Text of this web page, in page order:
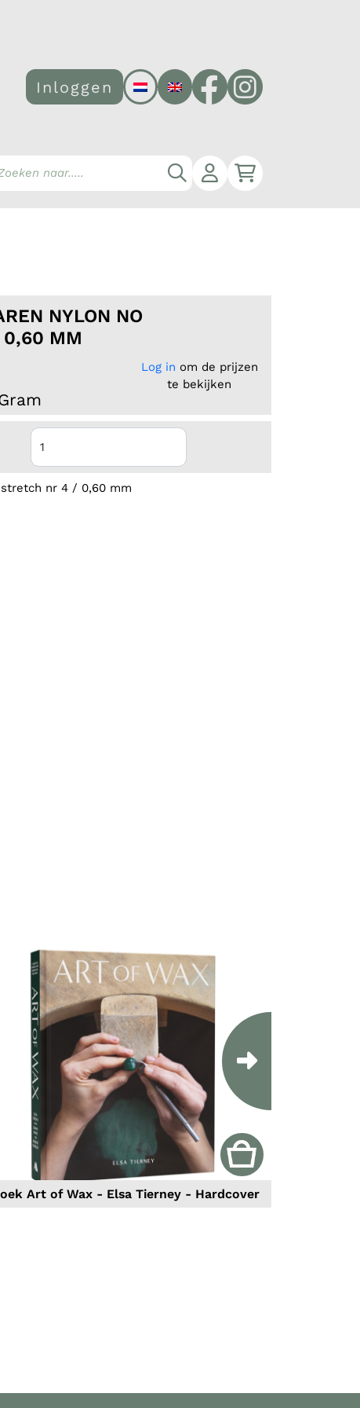
Inloggen FacebookInstagram
AccountWinkelwagen
NYLON NO
0,60 MM
Log in om de prijzen
te bekijken
nr 4 / 0,60 mm
Art of Wax - Elsa Tierney - Hardcover
Next